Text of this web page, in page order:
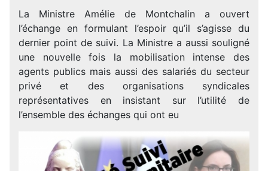
La Ministre Amélie de Montchalin a ouvert
l’échange en formulant l’espoir qu’il s’agisse du
dernier point de suivi. La Ministre a aussi souligné
une nouvelle fois la mobilisation intense des
agents publics mais aussi des salariés du secteur
privé et des organisations syndicales
représentatives en insistant sur l’utilité de
l’ensemble des échanges qui ont eu